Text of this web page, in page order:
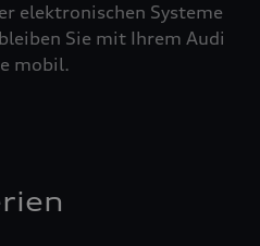
elektronischen Systeme
Sie mit Ihrem Audi
mobil.